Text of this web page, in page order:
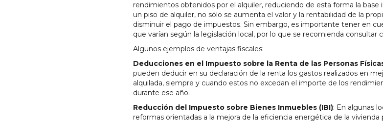
rendimientos obtenidos por el alquiler, reduciendo de esta forma la
un piso de alquiler, no sólo se aumenta el valor y la rentabilidad de la
disminuir el pago de impuestos. Sin embargo, es importante tener en
que varían según la legislación local, por lo que se recomienda consultar
Algunos ejemplos de ventajas fiscales:
Deducciones en el Impuesto sobre la Renta de las Personas
pueden deducir en su declaración de la renta los gastos realizados en
alquilada, siempre y cuando estos no excedan el importe de los
durante ese año.
Reducción del Impuesto sobre Bienes Inmuebles (IBI): En algunas
reformas orientadas a la mejora de la eficiencia energética de la